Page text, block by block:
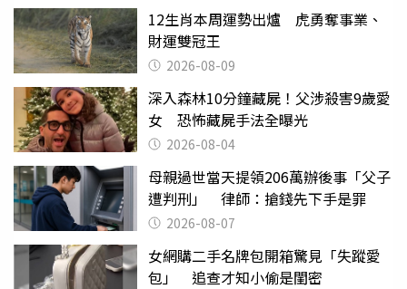
12生肖本周運勢出爐 虎勇奪事業、
財運雙冠王
2026-08-09
深入森林10分鐘藏屍！父涉殺害9歲愛
女 恐怖藏屍手法全曝光
2026-08-04
母親過世當天提領206萬辦後事「父子
遭判刑」 律師：搶錢先下手是罪
2026-08-07
女網購二手名牌包開箱驚見「失蹤愛
包」 追查才知小偷是閨密